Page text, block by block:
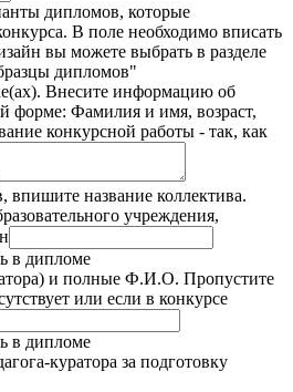
дипломов, которые
В поле необходимо вписать
вы можете выбрать в разделе
дипломов"
Внесите информацию об
форме: Фамилия и имя, возраст,
конкурсной работы - так, как
впишите название коллектива.
учреждения,
в дипломе
и полные Ф.И.О. Пропустите
или если в конкурсе
в дипломе
куратора за подготовку